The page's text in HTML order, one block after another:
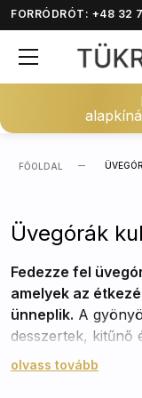
FORRÓDRÓT: +48 32
FŐOLDAL
Üvegórák
Fedezze fel
amelyek az
ünneplik. A
desszertek, kitűnő
frissítő koktélok
olvass tovább